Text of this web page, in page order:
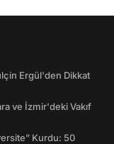
Ergül'den Dikkat
ve İzmir'deki Vakıf
Kurdu: 50